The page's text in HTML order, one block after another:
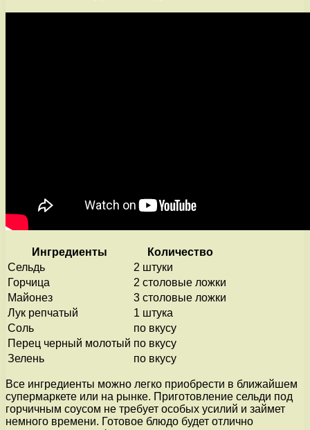
Ингредиенты
Количество
Сельдь
2 штуки
Горчица
2 столовые ложки
Майонез
3 столовые ложки
Лук репчатый
1 штука
Соль
по вкусу
Перец черный молотый по вкусу
Зелень
по вкусу
Все ингредиенты можно легко приобрести в ближайшем
супермаркете или на рынке. Приготовление сельди под
горчичным соусом не требует особых усилий и займет
немного времени. Готовое блюдо будет отлично